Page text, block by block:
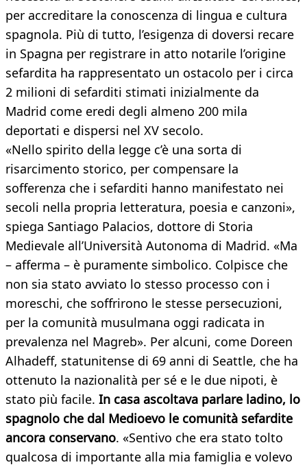
per accreditare la conoscenza di lingua e cultura
spagnola. Più di tutto, l’esigenza di doversi recare
in Spagna per registrare in atto notarile l’origine
sefardita ha rappresentato un ostacolo per i circa
2 milioni di sefarditi stimati inizialmente da
Madrid come eredi degli almeno 200 mila
deportati e dispersi nel XV secolo.
«Nello spirito della legge c’è una sorta di
risarcimento storico, per compensare la
sofferenza che i sefarditi hanno manifestato nei
secoli nella propria letteratura, poesia e canzoni»,
spiega Santiago Palacios, dottore di Storia
Medievale all’Università Autonoma di Madrid. «Ma
– afferma – è puramente simbolico. Colpisce che
non sia stato avviato lo stesso processo con i
moreschi, che soffrirono le stesse persecuzioni,
per la comunità musulmana oggi radicata in
prevalenza nel Magreb». Per alcuni, come Doreen
Alhadeff, statunitense di 69 anni di Seattle, che ha
ottenuto la nazionalità per sé e le due nipoti, è
stato più facile. In casa ascoltava parlare ladino, lo
spagnolo che dal Medioevo le comunità sefardite
ancora conservano. «Sentivo che era stato tolto
qualcosa di importante alla mia famiglia e volevo